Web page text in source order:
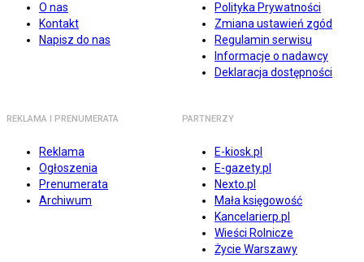
O nas
Kontakt
Napisz do nas
Polityka Prywatności
Zmiana ustawień zgód
Regulamin serwisu
Informacje o nadawcy
Deklaracja dostępności
REKLAMA I PRENUMERATA
Reklama
Ogłoszenia
Prenumerata
Archiwum
PARTNERZY
E-kiosk.pl
E-gazety.pl
Nexto.pl
Mała księgowość
Kancelarierp.pl
Wieści Rolnicze
Życie Warszawy